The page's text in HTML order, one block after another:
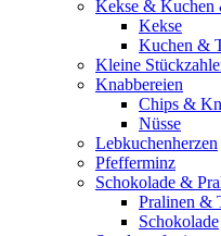
Kekse & Kuchen
Kekse
Kuchen &
Kleine
Knabbereien
Chips &
Nüsse
Lebkuchenherzen
Pfefferminz
Schokolade &
Pralinen &
Schokolade